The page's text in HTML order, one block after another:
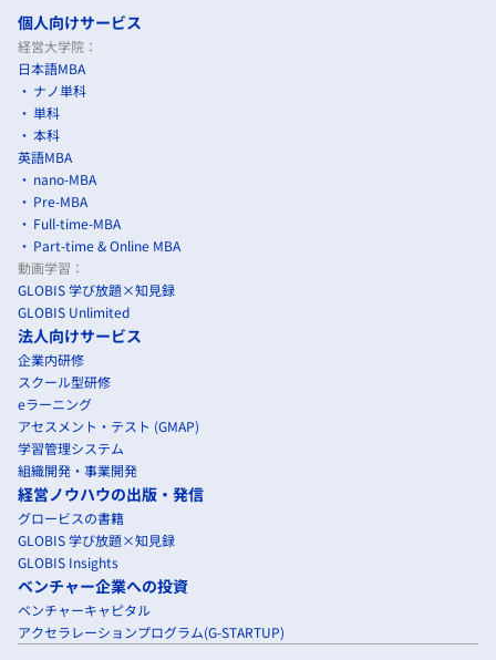
個人向けサービス
経営大学院：
日本語MBA
ナノ単科
単科
本科
英語MBA
nano-MBA
Pre-MBA
Full-time-MBA
Part-time & Online MBA
動画学習：
GLOBIS 学び放題×知見録
GLOBIS Unlimited
法人向けサービス
企業内研修
スクール型研修
eラーニング
アセスメント・テスト (GMAP)
学習管理システム
組織開発・事業開発
経営ノウハウの出版・発信
グロービスの書籍
GLOBIS 学び放題×知見録
GLOBIS Insights
ベンチャー企業への投資
ベンチャーキャピタル
アクセラレーションプログラム(G-STARTUP)